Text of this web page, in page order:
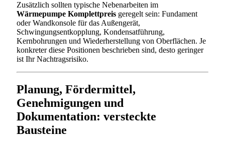
Zusätzlich sollten typische Nebenarbeiten im
Wärmepumpe Komplettpreis geregelt sein: Fundament
oder Wandkonsole für das Außengerät,
Schwingungsentkopplung, Kondensatführung,
Kernbohrungen und Wiederherstellung von Oberflächen. Je
konkreter diese Positionen beschrieben sind, desto geringer
ist Ihr Nachtragsrisiko.
Planung, Fördermittel,
Genehmigungen und
Dokumentation: versteckte
Bausteine